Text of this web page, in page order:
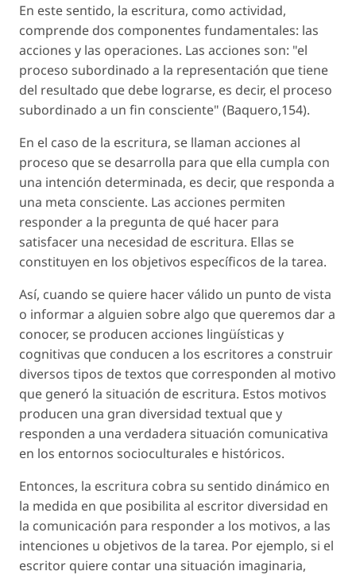
En este sentido, la escritura, como actividad,
comprende dos componentes fundamentales: las
acciones y las operaciones. Las acciones son: "el
proceso subordinado a la representación que tiene
del resultado que debe lograrse, es decir, el proceso
subordinado a un fin consciente" (Baquero,154).
En el caso de la escritura, se llaman acciones al
proceso que se desarrolla para que ella cumpla con
una intención determinada, es decir, que responda a
una meta consciente. Las acciones permiten
responder a la pregunta de qué hacer para
satisfacer una necesidad de escritura. Ellas se
constituyen en los objetivos específicos de la tarea.
Así, cuando se quiere hacer válido un punto de vista
o informar a alguien sobre algo que queremos dar a
conocer, se producen acciones lingüísticas y
cognitivas que conducen a los escritores a construir
diversos tipos de textos que corresponden al motivo
que generó la situación de escritura. Estos motivos
producen una gran diversidad textual que y
responden a una verdadera situación comunicativa
en los entornos socioculturales e históricos.
Entonces, la escritura cobra su sentido dinámico en
la medida en que posibilita al escritor diversidad en
la comunicación para responder a los motivos, a las
intenciones u objetivos de la tarea. Por ejemplo, si el
escritor quiere contar una situación imaginaria,